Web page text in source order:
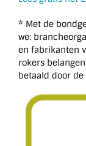
* Met de
we:
en fabrikanten
rokers
betaald door